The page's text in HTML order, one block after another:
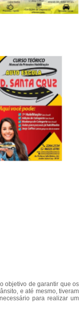
objetivo de garantir que os
e até mesmo, tiveram
para realizar um